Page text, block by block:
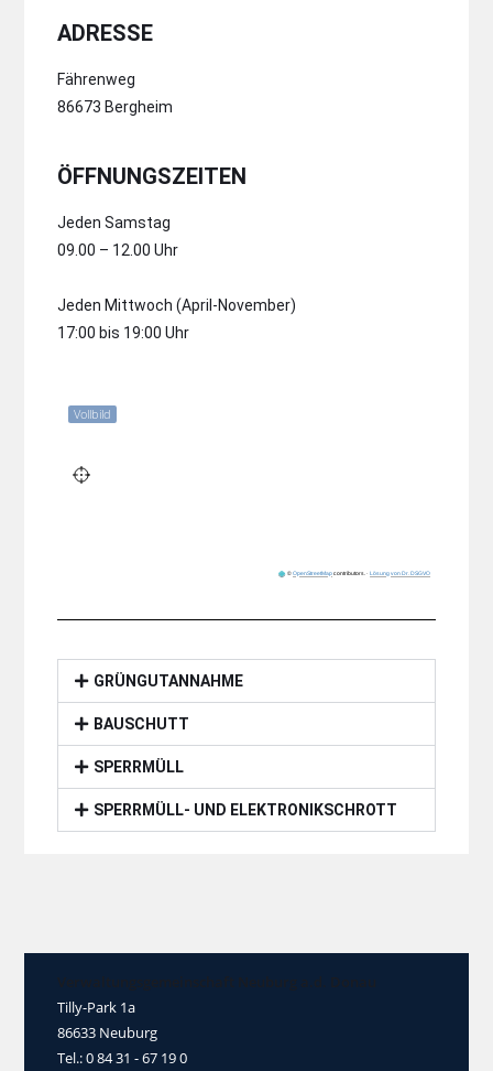
ADRESSE
Fährenweg
86673 Bergheim
ÖFFNUNGSZEITEN
Jeden Samstag
09.00 – 12.00 Uhr
Jeden Mittwoch (April-November)
17:00 bis 19:00 Uhr
©OpenStreetMapcontributors.·Lösung von Dr. DSGVO
Vollbild
GRÜNGUTANNAHME
BAUSCHUTT
SPERRMÜLL
SPERRMÜLL- UND ELEKTRONIKSCHROTT
Tilly-Park 1a
86633 Neuburg
Tel.: 0 84 31 - 67 19 0